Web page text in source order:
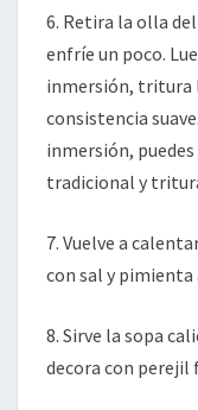
6. Retira la olla
enfríe un poco.
inmersión, tritura
consistencia
inmersión,
tradicional y
7. Vuelve a
con sal y pimienta
8. Sirve la sopa
decora con perejil